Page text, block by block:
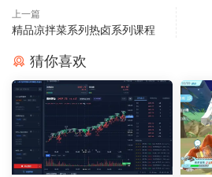
上一篇
精品凉拌菜系列热卤系列课程
猜你喜欢